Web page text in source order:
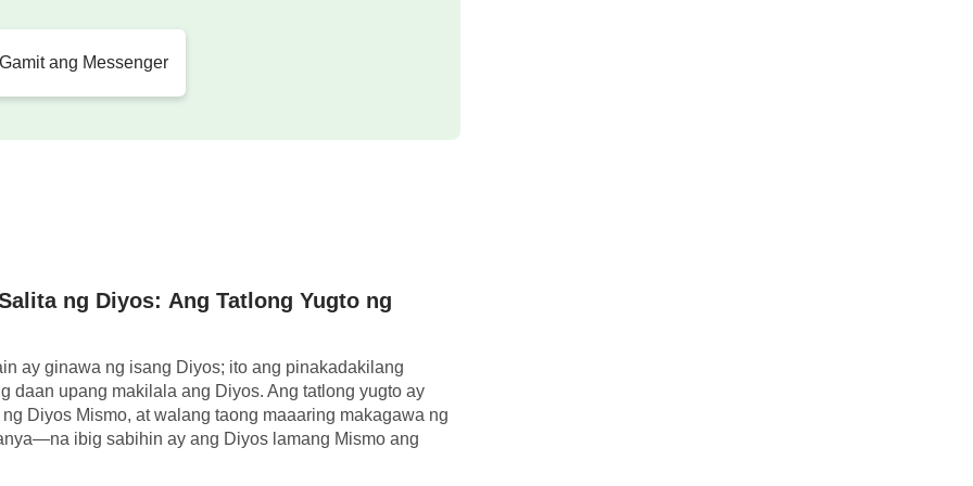
at konsensya ay hindi kailanman
kailanman ililigtas ang gayong walang puso
ng Aking araw, ibubuhos Kong parang ulan
pumukol ng pagtuligsa sa Akin at pinabayaan
ng mga apoy ng Aking galit ang mga
kumain at nakipamuhay kasama Ko
Ako. Isasailalim Ko sa Aking
ibubuhos kong parang ulan ang kabuuan
gumawa kasama Ko subalit hindi sumamba
ang Messenger
ng Diyos: Ang Tatlong Yugto ng
ay ginawa ng isang Diyos; ito ang pinakadakilang
daan upang makilala ang Diyos. Ang tatlong yugto ay
Diyos Mismo, at walang taong maaaring makagawa ng
ibig sabihin ay ang Diyos lamang Mismo ang